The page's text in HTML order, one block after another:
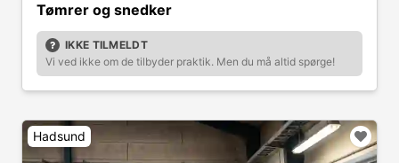
Tømrer og snedker
IKKE TILMELDT
Vi ved ikke om de tilbyder praktik. Men du må altid spørge!
Hadsund